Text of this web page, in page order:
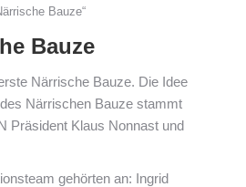
Bauze“
Bauze
Närrische Bauze. Die Idee
Närrischen Bauze stammt
Präsident Klaus Nonnast und
gehörten an: Ingrid